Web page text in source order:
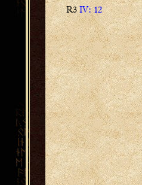
R3IV: 12